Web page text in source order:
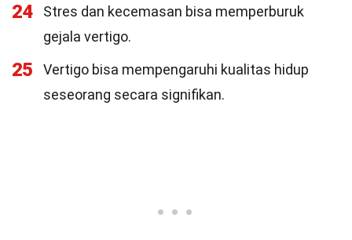
24
Stres dan kecemasan bisa memperburuk
gejala vertigo.
25
Vertigo bisa mempengaruhi kualitas hidup
seseorang secara signifikan.